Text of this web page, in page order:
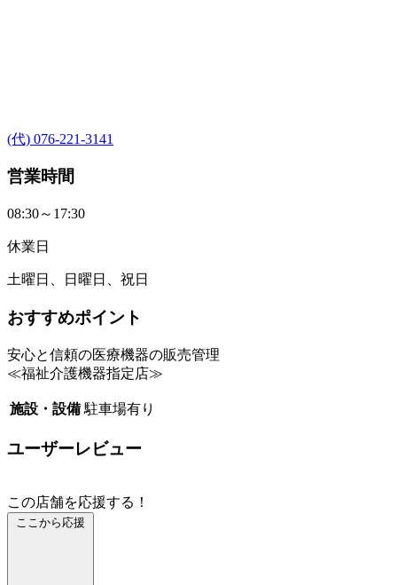
(代) 076-221-3141
営業時間
08:30～17:30
休業日
土曜日、日曜日、祝日
おすすめポイント
安心と信頼の医療機器の販売管理
≪福祉介護機器指定店≫
施設・設備 駐車場有り
ユーザーレビュー
この店舗を応援する！
ここから応援